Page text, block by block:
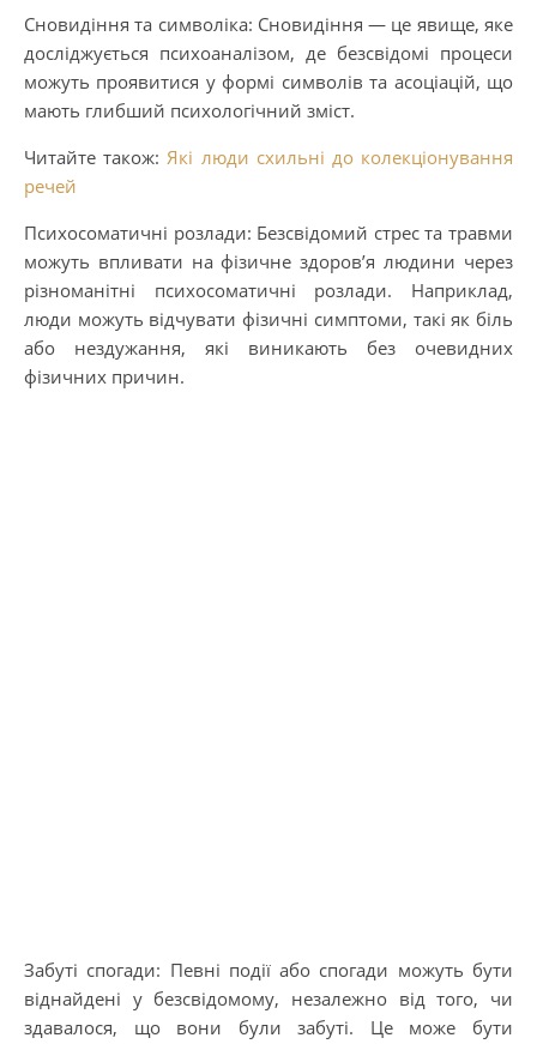
Сновидіння та символіка: Сновидіння — це явище, яке
досліджується психоаналізом, де безсвідомі процеси
можуть проявитися у формі символів та асоціацій, що
мають глибший психологічний зміст.
Читайте також:Які люди схильні до колекціонування
речей
Психосоматичні розлади: Безсвідомий стрес та травми
можуть впливати на фізичне здоров’я людини через
різноманітні психосоматичні розлади. Наприклад,
люди можуть відчувати фізичні симптоми, такі як біль
або нездужання, які виникають без очевидних
фізичних причин.
Забуті спогади: Певні події або спогади можуть бути
віднайдені у безсвідомому, незалежно від того, чи
здавалося, що вони були забуті. Це може бути